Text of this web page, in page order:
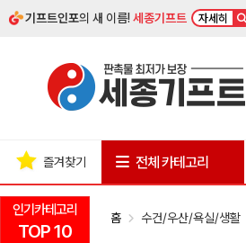
기프트인포의 새 이름!세종기프트 자세히
인기카테고리
TOP 10
즐겨찾기 전체 카테고리
홈 수건/우산/욕실/생활